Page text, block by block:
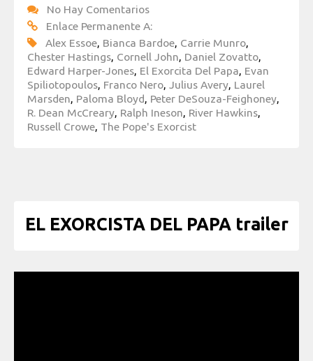
No Hay Comentarios
Enlace Permanente A:
Alex Essoe, Bianca Bardoe, Carrie Munro,
Chester Hastings, Cornell John, Daniel Zovatto,
Edward Harper-Jones, El Exorcita Del Papa, Evan
Spiliotopoulos, Franco Nero, Julius Avery, Laurel
Marsden, Paloma Bloyd, Peter DeSouza-Feighoney,
R. Dean McCreary, Ralph Ineson, River Hawkins,
Russell Crowe, The Pope's Exorcist
EL EXORCISTA DEL PAPA trailer